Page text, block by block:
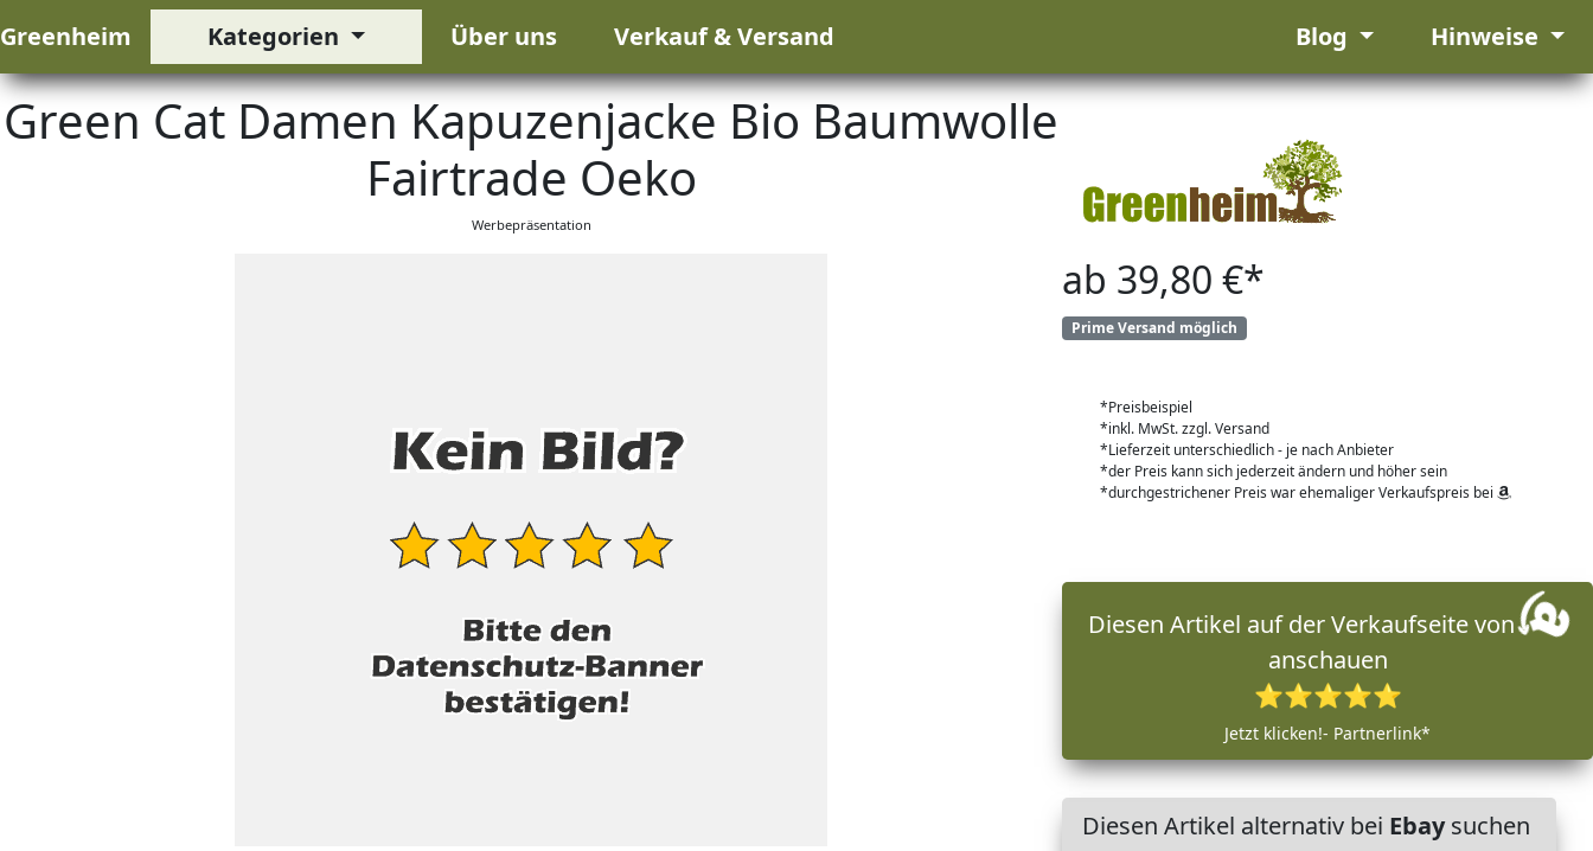
Greenheim Kategorien Über uns Verkauf & Versand Blog Hinweise
Green Cat Damen Kapuzenjacke Bio Baumwolle
Fairtrade Oeko
Werbepräsentation
ab 39,80 €*
Prime Versand möglich
*Preisbeispiel
*inkl. MwSt. zzgl. Versand
*Lieferzeit unterschiedlich - je nach Anbieter
*der Preis kann sich jederzeit ändern und höher sein
*durchgestrichener Preis war ehemaliger Verkaufspreis bei
Diesen Artikel auf der Verkaufseite von
anschauen
⭐⭐⭐⭐⭐
Jetzt klicken!- Partnerlink*
Diesen Artikel alternativ bei Ebaysuchen